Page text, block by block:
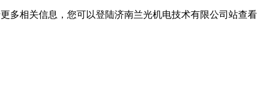
多相关信息，您可以登陆济南兰光机电技术有限公司站查看